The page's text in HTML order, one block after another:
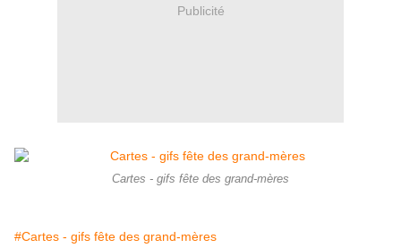
Publicité
Cartes - gifs fête des grand-mères
#Cartes - gifs fête des grand-mères